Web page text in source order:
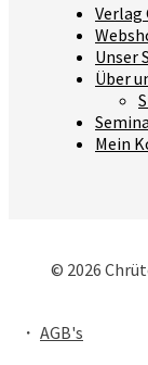
Verlag
Unser
Über
Mein
© 2026
・ AGB's